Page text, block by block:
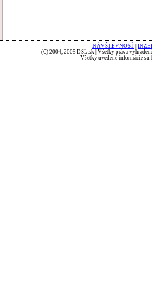
NÁVŠTEVNOSŤ
(C) 2004, 2005 DSL.sk | Všetky práva
Všetky uvedené informácie sú